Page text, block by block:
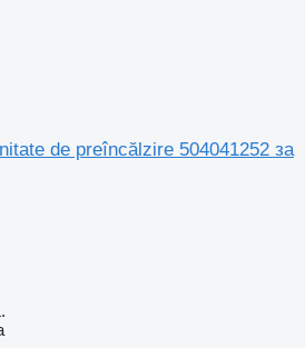
de preîncălzire 504041252 за